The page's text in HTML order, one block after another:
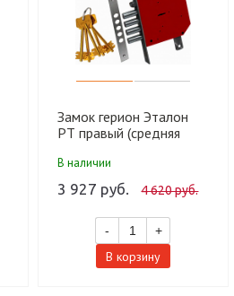
Замок герион Эталон
РТ правый (средняя
В наличии
3 927 руб. 4 620 руб.
- +
В корзину